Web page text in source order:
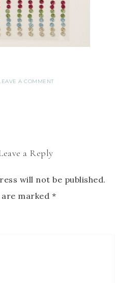
A COMMENT
a Reply
will not be published.
marked *